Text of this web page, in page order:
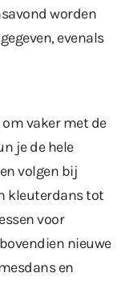
worden
evenals
vaker met de
je de hele
volgen bij
kleuterdans tot
voor
nieuwe
en